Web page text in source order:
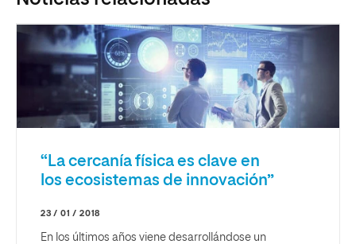
“La cercanía física es clave en
los ecosistemas de innovación”
23 / 01 / 2018
En los últimos años viene desarrollándose un